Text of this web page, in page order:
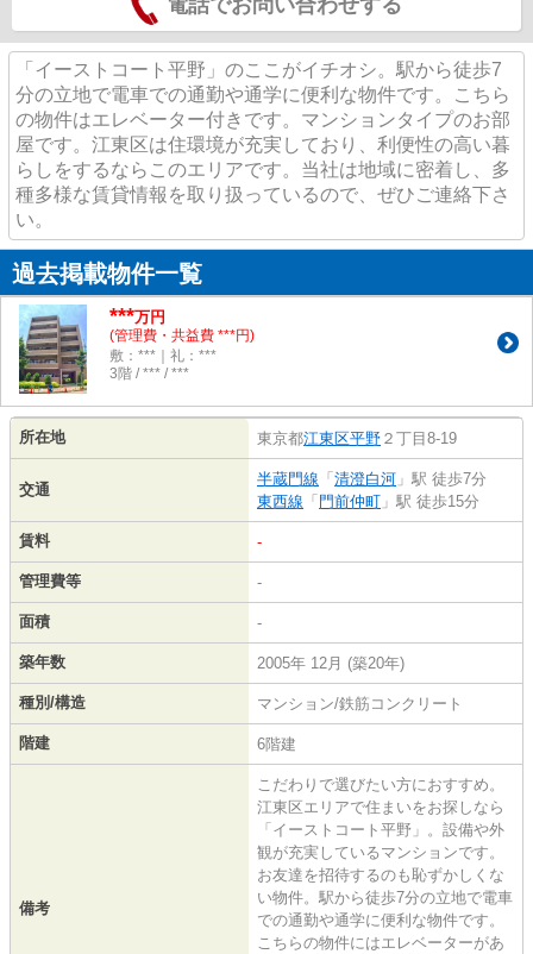
電話でお問い合わせする
「イーストコート平野」のここがイチオシ。駅から徒歩7
分の立地で電車での通勤や通学に便利な物件です。こちら
の物件はエレベーター付きです。マンションタイプのお部
屋です。江東区は住環境が充実しており、利便性の高い暮
らしをするならこのエリアです。当社は地域に密着し、多
種多様な賃貸情報を取り扱っているので、ぜひご連絡下さ
い。
過去掲載物件一覧
***万円
(管理費・共益費 ***円)
敷：***｜礼：***
3階 / *** / ***
所在地 東京都江東区平野 ２丁目8-19
交通
半蔵門線 「 清澄白河 」駅 徒歩7分
東西線 「 門前仲町 」駅 徒歩15分
賃料 -
管理費等 -
面積 -
築年数 2005年 12月 (築20年)
種別/構造 マンション/鉄筋コンクリート
階建 6階建
備考
こだわりで選びたい方におすすめ。
江東区エリアで住まいをお探しなら
「イーストコート平野」。設備や外
観が充実しているマンションです。
お友達を招待するのも恥ずかしくな
い物件。駅から徒歩7分の立地で電車
での通勤や通学に便利な物件です。
こちらの物件にはエレベーターがあ